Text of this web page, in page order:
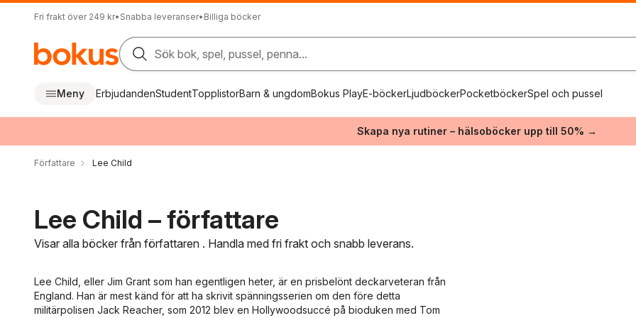
Fri frakt över 249 kr• Snabba leveranser• Billiga böcker
Sök bok, spel, pussel, penna...
Meny ErbjudandenStudentTopplistorBarn & ungdomBokus PlayE-böckerLjudböckerPocketböckerSpel och pussel
Skapa nya rutiner – hälsoböcker upp till 50% →
Författare Lee Child
Lee Child – författare
Visar alla böcker från författaren . Handla med fri frakt och snabb leverans.
Lee Child, eller Jim Grant som han egentligen heter, är en prisbelönt deckarveteran från
England. Han är mest känd för att ha skrivit spänningsserien om den före detta
militärpolisen Jack Reacher, som 2012 blev en Hollywoodsuccé på bioduken med Tom